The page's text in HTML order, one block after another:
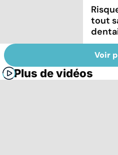
tout
Voir
Plus de vidéos